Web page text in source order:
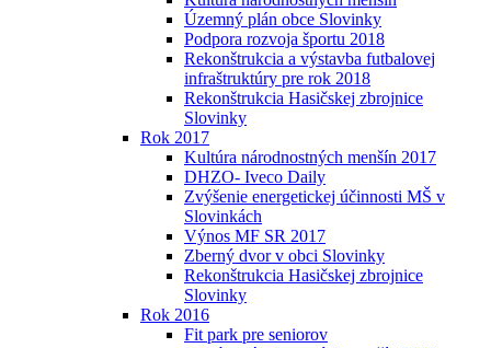
Územný plán obce Slovinky
Podpora rozvoja športu 2018
Rekonštrukcia a výstavba futbalovej
infraštruktúry pre rok 2018
Rekonštrukcia Hasičskej zbrojnice
Slovinky
Rok 2017
Kultúra národnostných menšín 2017
DHZO- Iveco Daily
Zvýšenie energetickej účinnosti MŠ v
Slovinkách
Výnos MF SR 2017
Zberný dvor v obci Slovinky
Rekonštrukcia Hasičskej zbrojnice
Slovinky
Rok 2016
Fit park pre seniorov